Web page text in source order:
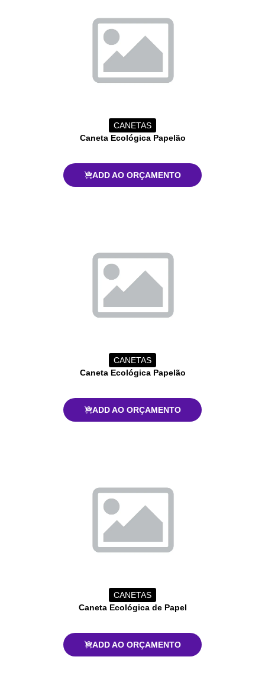
CANETAS
Caneta Ecológica Papelão
ADD AO ORÇAMENTO
CANETAS
Caneta Ecológica Papelão
ADD AO ORÇAMENTO
CANETAS
Caneta Ecológica de Papel
ADD AO ORÇAMENTO